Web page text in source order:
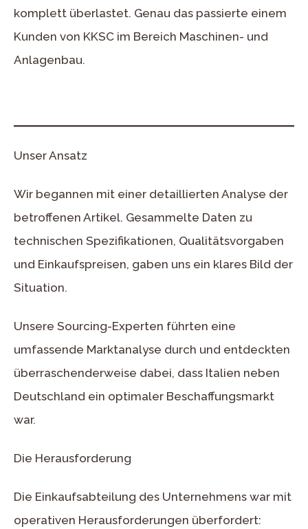
komplett überlastet. Genau das passierte einem
Kunden von KKSC im Bereich Maschinen- und
Anlagenbau.
Unser Ansatz
Wir begannen mit einer detaillierten Analyse der
betroffenen Artikel. Gesammelte Daten zu
technischen Spezifikationen, Qualitätsvorgaben
und Einkaufspreisen, gaben uns ein klares Bild der
Situation.
Unsere Sourcing-Experten führten eine
umfassende Marktanalyse durch und entdeckten
überraschenderweise dabei, dass Italien neben
Deutschland ein optimaler Beschaffungsmarkt
war.
Die Herausforderung
Die Einkaufsabteilung des Unternehmens war mit
operativen Herausforderungen überfordert: